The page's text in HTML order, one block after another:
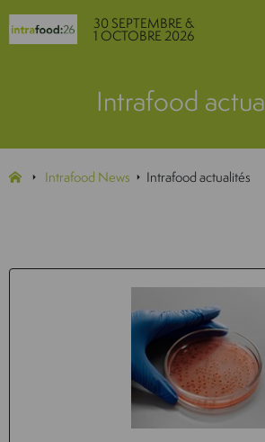
30 SEPTEMBRE &
1 OCTOBRE 2026
Intrafood
Intrafood News Intrafood actualités